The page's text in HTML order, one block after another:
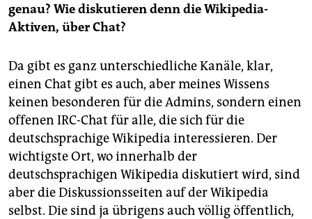
genau? Wie diskutieren denn die Wikipedia-
Aktiven, über Chat?
Da gibt es ganz unterschiedliche Kanäle, klar,
einen Chat gibt es auch, aber meines Wissens
keinen besonderen für die Admins, sondern einen
offenen IRC-Chat für alle, die sich für die
deutschsprachige Wikipedia interessieren. Der
wichtigste Ort, wo innerhalb der
deutschsprachigen Wikipedia diskutiert wird, sind
aber die Diskussionsseiten auf der Wikipedia
selbst. Die sind ja übrigens auch völlig öffentlich,